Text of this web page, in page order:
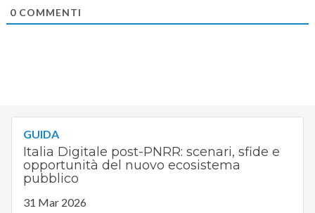
0COMMENTI
GUIDA
Italia Digitale post-PNRR: scenari, sfide e
opportunità del nuovo ecosistema
pubblico
31 Mar 2026